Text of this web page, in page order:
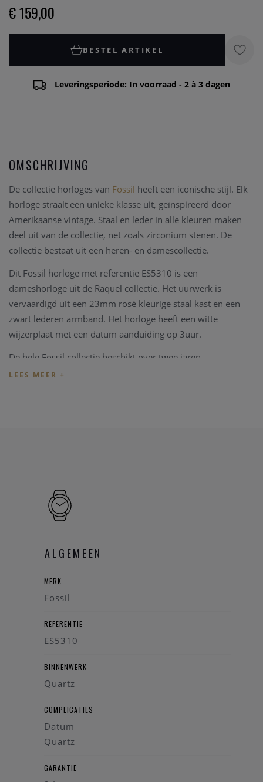
€ 159,00
BESTEL ARTIKEL
Leveringsperiode: In voorraad - 2 à 3 dagen
OMSCHRIJVING
De collectie horloges van Fossil heeft een iconische stijl. Elk
horloge straalt een unieke klasse uit, geïnspireerd door
Amerikaanse vintage. Staal en leder in alle kleuren maken
deel uit van de collectie, net zoals zirconium stenen. De
collectie bestaat uit een heren- en damescollectie.
Dit Fossil horloge met referentie ES5310 is een
dameshorloge uit de Raquel collectie. Het uurwerk is
vervaardigd uit een 23mm rosé kleurige staal kast en een
zwart lederen armband. Het horloge heeft een witte
wijzerplaat met een datum aanduiding op 3uur.
De hele Fossil collectie beschikt over twee jaren
fabrieksgarantie, en wordt u geleverd in een vintage Fossil
een nieuwe band voor het horloge.
Heeft u verdere vragen kan u steeds
ALGEMEEN
MERK
Fossil
REFERENTIE
ES5310
BINNENWERK
Quartz
COMPLICATIES
Datum
Quartz
GARANTIE